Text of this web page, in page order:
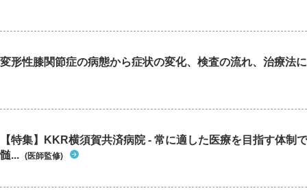
変形性膝関節症の病態から症状の変化、検査の流れ、治療法
【特集】KKR横須賀共済病院 - 常に適した医療を目指す体制
髄... (医師監修)